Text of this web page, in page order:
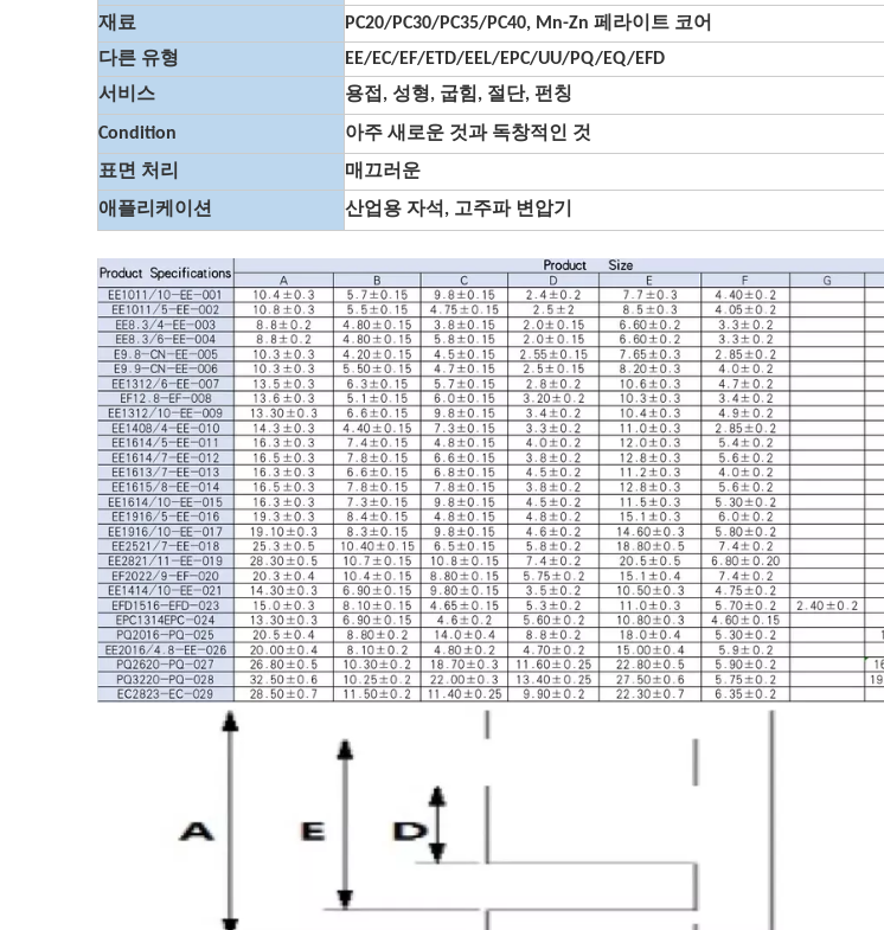
재료
PC20/PC30/PC35/PC40, Mn-Zn 페라이트 코어
다른 유형
EE/EC/EF/ETD/EEL/EPC/UU/PQ/EQ/EFD
서비스
용접, 성형, 굽힘, 절단, 펀칭
Condition
아주 새로운 것과 독창적인 것
표면 처리
매끄러운
애플리케이션
산업용 자석, 고주파 변압기